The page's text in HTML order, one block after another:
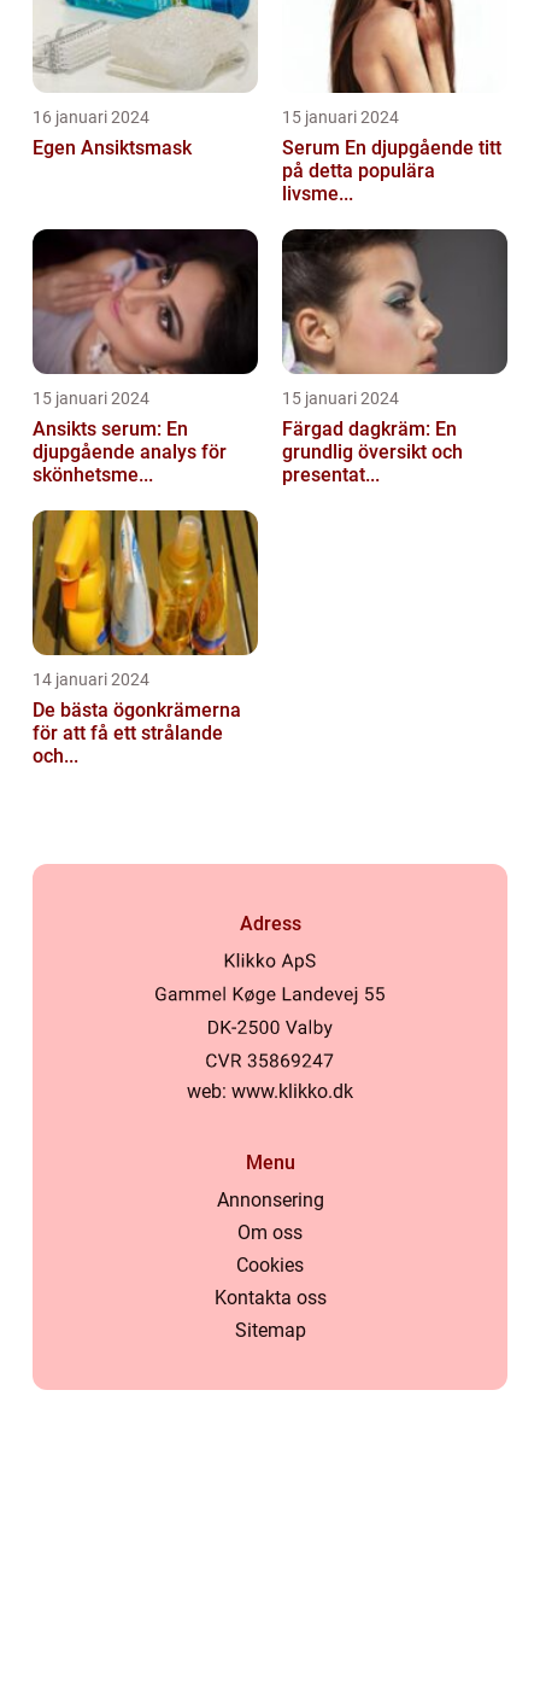
16 januari 2024
Egen Ansiktsmask
15 januari 2024
Serum En djupgående titt
på detta populära
livsme...
15 januari 2024
Ansikts serum: En
djupgående analys för
skönhetsme...
15 januari 2024
Färgad dagkräm: En
grundlig översikt och
presentat...
14 januari 2024
De bästa ögonkrämerna
för att få ett strålande
och...
Adress
web: www.klikko.dk
Menu
Annonsering
Om oss
Cookies
Kontakta oss
Sitemap